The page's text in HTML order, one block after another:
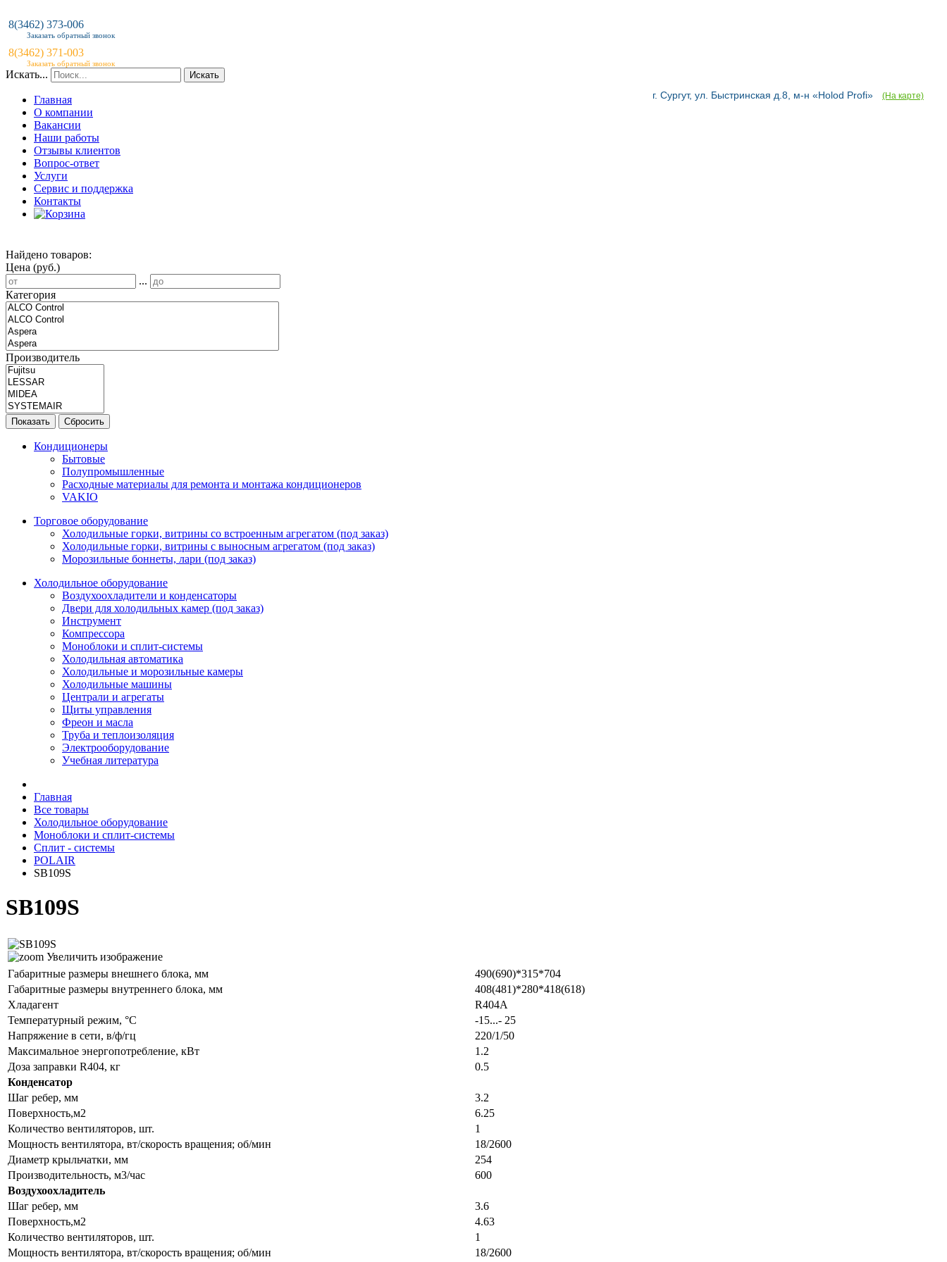
8(3462) 373-006
Заказать обратный звонок
8(3462) 371-003
Заказать обратный звонок
Искать... Искать
г. Сургут, ул. Быстринская д.8, м-н «Holod Profi»(На карте)
Главная
О компании
Вакансии
Наши работы
Отзывы клиентов
Вопрос-ответ
Услуги
Сервис и поддержка
Контакты
Найдено товаров:
Цена (руб.)
...
Категория
Производитель
Показать Сбросить
Кондиционеры
Бытовые
Полупромышленные
Расходные материалы для ремонта и монтажа кондиционеров
VAKIO
Торговое оборудование
Холодильные горки, витрины со встроенным агрегатом (под заказ)
Холодильные горки, витрины с выносным агрегатом (под заказ)
Морозильные боннеты, лари (под заказ)
Холодильное оборудование
Воздухоохладители и конденсаторы
Двери для холодильных камер (под заказ)
Инструмент
Компрессора
Моноблоки и сплит-системы
Холодильная автоматика
Холодильные и морозильные камеры
Холодильные машины
Централи и агрегаты
Щиты управления
Фреон и масла
Труба и теплоизоляция
Электрооборудование
Учебная литература
Главная
Все товары
Холодильное оборудование
Моноблоки и сплит-системы
Сплит - системы
POLAIR
SB109S
SB109S
Увеличить изображение
Габаритные размеры внешнего блока, мм
490(690)*315*704
Габаритные размеры внутреннего блока, мм
408(481)*280*418(618)
Хладагент
R404A
Температурный режим, °С
-15...- 25
Напряжение в сети, в/ф/гц
220/1/50
Maксимальное энергопотребление, кВт
1.2
Доза заправки R404, кг
0.5
Конденсатор
Шаг ребер, мм
3.2
Поверхность,м2
6.25
Количество вентиляторов, шт.
1
Мощность вентилятора, вт/скорость вращения; об/мин
18/2600
Диаметр крыльчатки, мм
254
Производительность, м3/час
600
Воздухоохладитель
Шаг ребер, мм
3.6
Поверхность,м2
4.63
Количество вентиляторов, шт.
1
Мощность вентилятора, вт/скорость вращения; об/мин
18/2600